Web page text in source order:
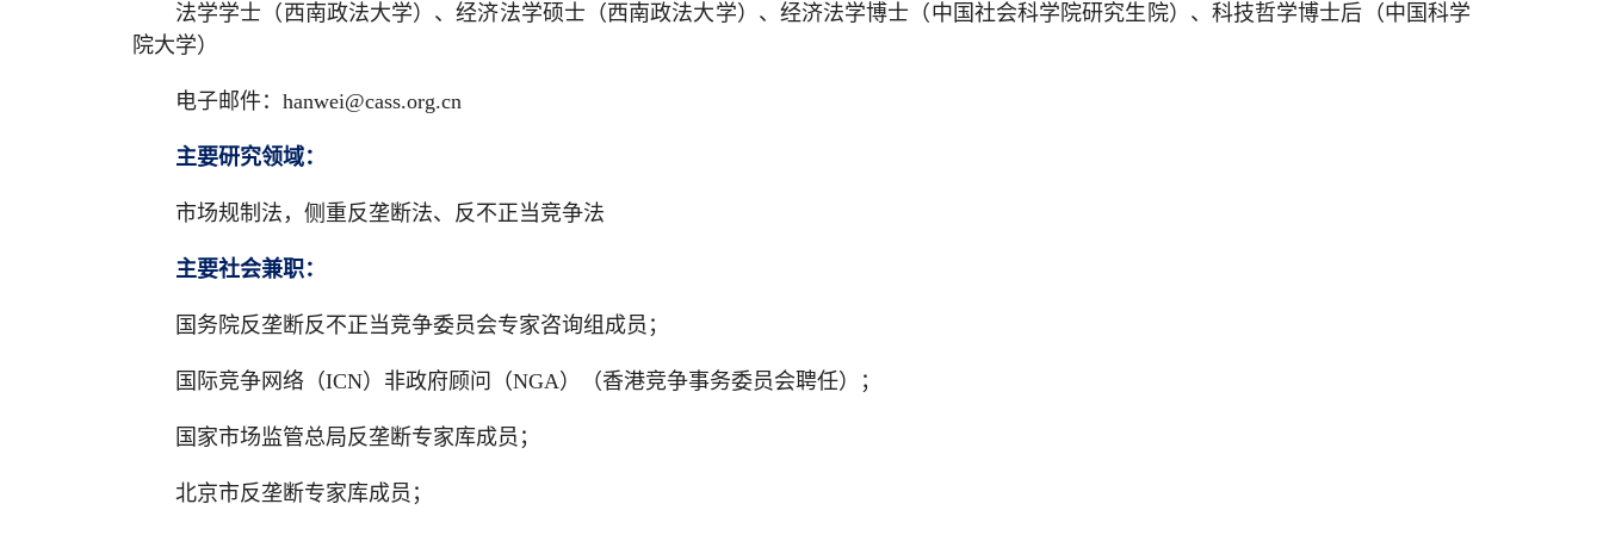
法学学士（西南政法大学）、经济法学硕士（西南政法大学）、经济法学博士（中国社会科学院研究生院）、科技哲学博士后（中国科学
院大学）
电子邮件：hanwei@cass.org.cn
主要研究领域：
市场规制法，侧重反垄断法、反不正当竞争法
主要社会兼职：
国务院反垄断反不正当竞争委员会专家咨询组成员；
国际竞争网络（ICN）非政府顾问（NGA）（香港竞争事务委员会聘任）；
国家市场监管总局反垄断专家库成员；
北京市反垄断专家库成员；